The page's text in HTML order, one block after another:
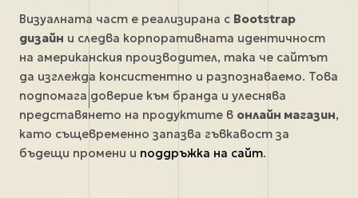
Визуалната част е реализирана с Bootstrap
дизайн и следва корпоративната идентичност
на американския производител, така че сайтът
да изглежда консистентно и разпознаваемо. Това
подпомага доверие към бранда и улеснява
представянето на продуктите в онлайн магазин,
като същевременно запазва гъвкавост за
бъдещи промени и поддръжка на сайт.